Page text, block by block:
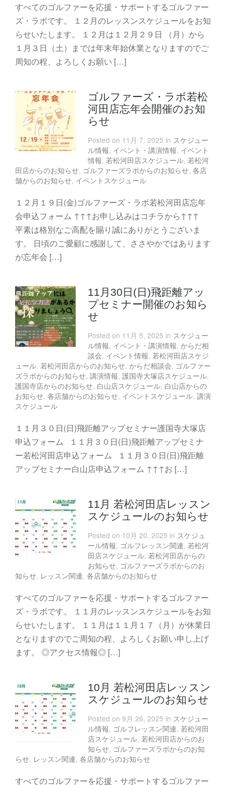
すべてのゴルファーを応援・サポートするゴルファー
ズ・ラボです。 １２月のレッスンスケジュールをお知
らせいたします。 １２月は１２月２９日 （月）から
１月３日（土）までは年末年始休業となりますのでご
周知の程、よろしくお願い […]
ゴルファーズ・ラボ若松
河田店忘年会開催のお知
らせ
Posted on 11月 7, 2025 in スケジュー
ル情報, イベント・講演情報, イベント
情報, 若松河田店スケジュール, 若松河
田店からのお知らせ, ゴルファーズラボからのお知らせ, 各店
舗からのお知らせ, イベントスケジュール
１２月１９日(金)ゴルファーズ・ラボ若松河田店忘年
会申込フォーム ↑↑↑お申し込みはコチラから↑↑↑
平素は格別なご高配を賜り誠にありがとうございま
す。 日頃のご愛顧に感謝して、ささやかではあります
が忘年会 […]
11月30日(日)飛距離アッ
プセミナー開催のお知ら
せ
Posted on 11月 5, 2025 in スケジュー
ル情報, イベント・講演情報, からだ相
談会, イベント情報, 若松河田店スケジ
ュール, 若松河田店からのお知らせ, からだ相談会, ゴルファー
ズラボからのお知らせ, 講演情報, 護国寺大塚店スケジュール,
護国寺店からのお知らせ, 白山店スケジュール, 白山店からの
お知らせ, 各店舗からのお知らせ, イベントスケジュール, 講演
スケジュール
１１月３０日(日)飛距離アップセミナー護国寺大塚店
申込フォーム １１月３０日(日)飛距離アップセミナ
ー若松河田店申込フォーム １１月３０日(日)飛距離
アップセミナー白山店申込フォーム ↑↑↑お […]
11月 若松河田店レッスン
スケジュールのお知らせ
Posted on 10月 20, 2025 in スケジュ
ール情報, ゴルフレッスン関連, 若松河
田店スケジュール, 若松河田店からの
お知らせ, ゴルファーズラボからのお
知らせ, レッスン関連, 各店舗からのお知らせ
すべてのゴルファーを応援・サポートするゴルファー
ズ・ラボです。 １１月のレッスンスケジュールをお知
らせいたします。 １１月は１１月１７（月）が休業日
となりますのでご周知の程、よろしくお願い申し上げ
ます。 ◎アクセス情報◎ […]
10月 若松河田店レッスン
スケジュールのお知らせ
Posted on 9月 26, 2025 in スケジュー
ル情報, ゴルフレッスン関連, 若松河田
店スケジュール, 若松河田店からのお
知らせ, ゴルファーズラボからのお知
らせ, レッスン関連, 各店舗からのお知らせ
すべてのゴルファーを応援・サポートするゴルファー